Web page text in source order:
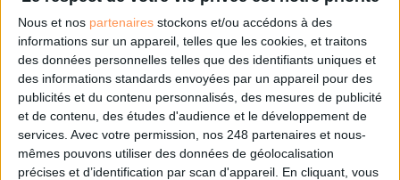
Nous et nos partenaires stockons et/ou accédons à des
informations sur un appareil, telles que les cookies, et traitons
des données personnelles telles que des identifiants uniques et
des informations standards envoyées par un appareil pour des
publicités et du contenu personnalisés, des mesures de publicité
et de contenu, des études d'audience et le développement de
services. Avec votre permission, nos 248 partenaires et nous-
mêmes pouvons utiliser des données de géolocalisation
précises et d’identification par scan d'appareil. En cliquant, vous
Les derniers guides :
IA génératives : cas d’usage et retours d’expérience
Archivage physique et électronique : enjeux, méthodes et
outils